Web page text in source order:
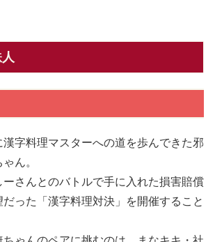
字料理マスターへの道を歩んできた邪
ん。
さんとのバトルで手に入れた損害賠償
った「漢字料理対決」を開催すること